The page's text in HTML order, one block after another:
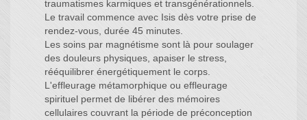
traumatismes karmiques et transgénérationnels.
Le travail commence avec Isis dès votre prise de
rendez-vous, durée 45 minutes.
Les soins par magnétisme sont là pour soulager
des douleurs physiques, apaiser le stress,
rééquilibrer énergétiquement le corps.
L'effleurage métamorphique ou effleurage
spirituel permet de libérer des mémoires
cellulaires couvrant la période de préconception